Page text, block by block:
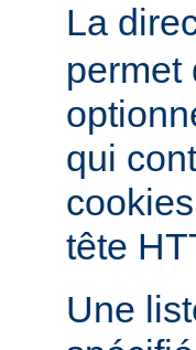
La
permet
qui
tête
Une